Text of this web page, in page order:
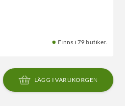
Finns i 79 butiker.
LÄGG I VARUKORGEN